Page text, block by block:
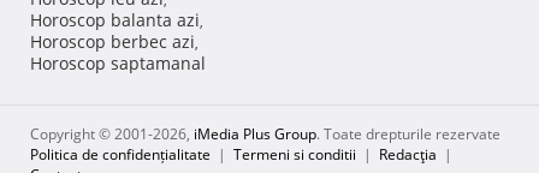
Horoscop balanta azi,
Horoscop berbec azi,
Horoscop saptamanal
Copyright © 2001-2026, iMedia Plus Group. Toate drepturile rezervate
Politica de confidențialitate | Termeni si conditii | Redacţia |